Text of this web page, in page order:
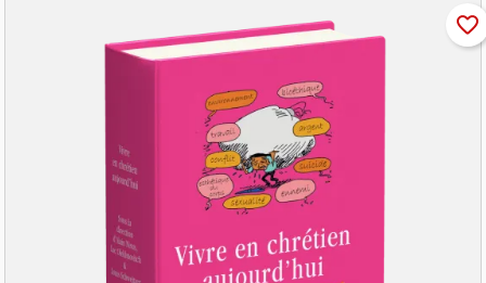
favorite_border